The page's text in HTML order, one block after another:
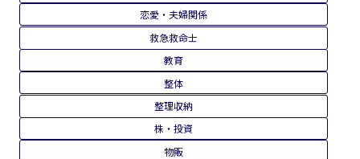
恋愛・夫婦関係
救急救命士
教育
整体
整理収納
株・投資
物販